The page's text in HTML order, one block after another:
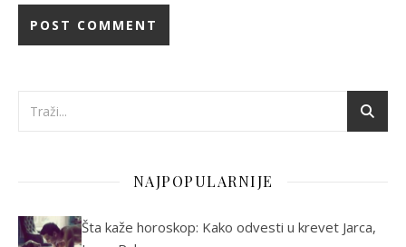
NAJPOPULARNIJE
Šta kaže horoskop: Kako odvesti u krevet Jarca,